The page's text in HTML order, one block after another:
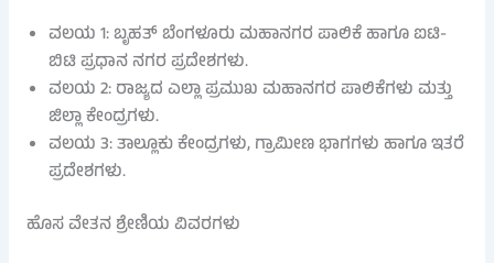
ವಲಯ 1: ಬೃಹತ್ ಬೆಂಗಳೂರು ಮಹಾನಗರ ಪಾಲಿಕೆ ಹಾಗೂ ಐಟಿ-
ಬಿಟಿ ಪ್ರಧಾನ ನಗರ ಪ್ರದೇಶಗಳು.
ವಲಯ 2: ರಾಜ್ಯದ ಎಲ್ಲಾ ಪ್ರಮುಖ ಮಹಾನಗರ ಪಾಲಿಕೆಗಳು ಮತ್ತು
ಜಿಲ್ಲಾ ಕೇಂದ್ರಗಳು.
ವಲಯ 3: ತಾಲ್ಲೂಕು ಕೇಂದ್ರಗಳು, ಗ್ರಾಮೀಣ ಭಾಗಗಳು ಹಾಗೂ ಇತರೆ
ಪ್ರದೇಶಗಳು.
ಹೊಸ ವೇತನ ಶ್ರೇಣಿಯ ವಿವರಗಳು